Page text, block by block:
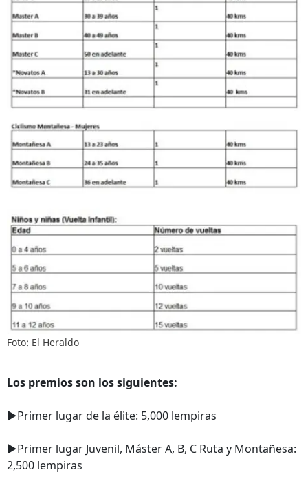
Foto: El Heraldo
Los premios son los siguientes:
►Primer lugar de la élite: 5,000 lempiras
►Primer lugar Juvenil, Máster A, B, C Ruta y Montañesa:
2,500 lempiras